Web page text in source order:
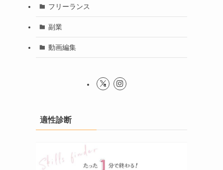
フリーランス
副業
動画編集
適性診断